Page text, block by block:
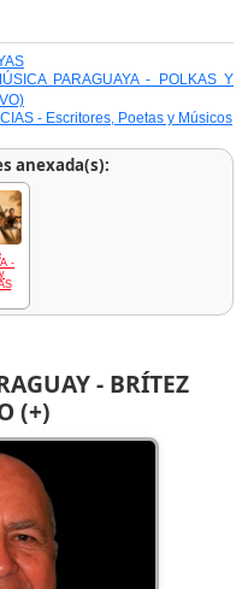
- BRÍTEZ
(+)
PARAGUAYA - POLKAS Y
- Escritores, Poetas y Músicos
anexada(s):
-